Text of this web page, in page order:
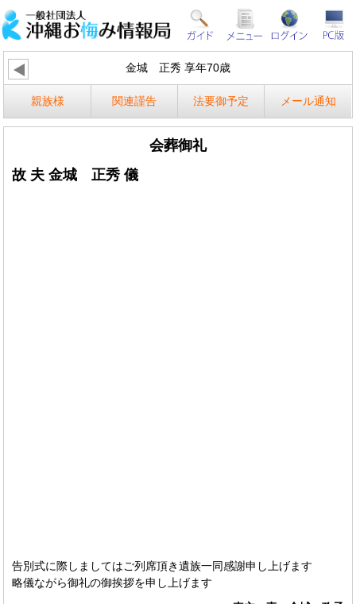
金城 正秀 享年70歳
親族様 関連謹告 法要御予定 メール通知
会葬御礼
故 夫 金城 正秀 儀
告別式に際しましてはご列席頂き遺族一同感謝申し上げます
略儀ながら御礼の御挨拶を申し上げます